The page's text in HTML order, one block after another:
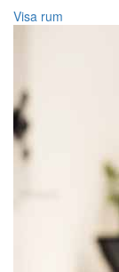
Visa rum